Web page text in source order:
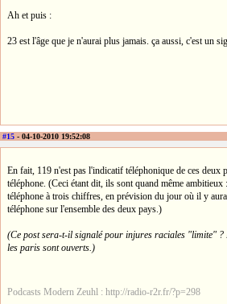
Ah et puis :
23 est l'âge que je n'aurai plus jamais. ça aussi, c'est un
#15 - 04-10-2010 19:52:08
En fait, 119 n'est pas l'indicatif téléphonique de ces deux
téléphone. (Ceci étant dit, ils sont quand même ambitieux
téléphone à trois chiffres, en prévision du jour où il y
téléphone sur l'ensemble des deux pays.)
(Ce post sera-t-il signalé pour injures raciales "limite" ?
les paris sont ouverts.)
Podcasts Modern Zeuhl : http://radio-r2r.fr/?p=298